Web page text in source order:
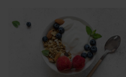
och sinne vid: Stress och
utmattning Oro och
sömnproblem Hormonell
obalans Nedsatt libido Produkten
är lika effektiv för både kvinnor